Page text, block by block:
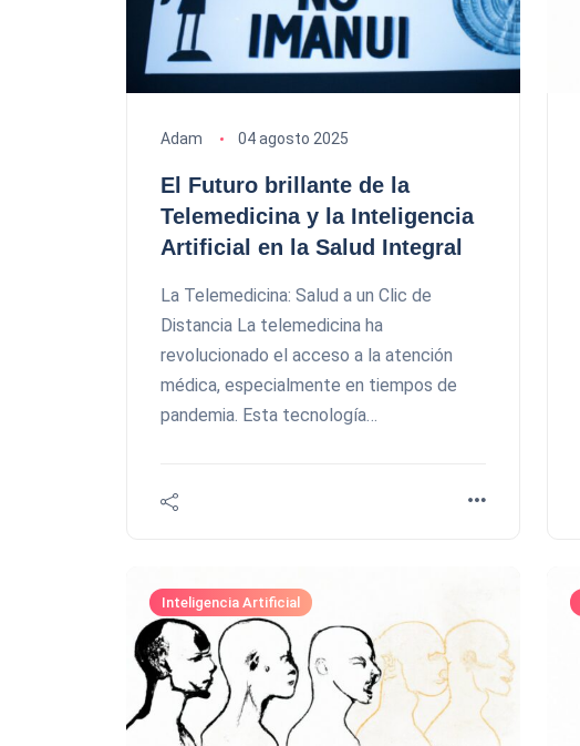
Adam 04 agosto 2025
El Futuro brillante de la
Telemedicina y la Inteligencia
Artificial en la Salud Integral
La Telemedicina: Salud a un Clic de
Distancia La telemedicina ha
revolucionado el acceso a la atención
médica, especialmente en tiempos de
pandemia. Esta tecnología…
Inteligencia Artificial